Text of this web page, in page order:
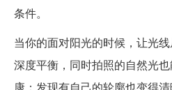
条件。
当你的面对阳光的时候，让光
深度平衡，同时拍照的自然光